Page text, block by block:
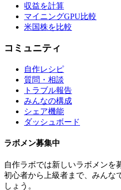
収益を計算
マイニングGPU比較
米国株を比較
コミュニティ
自作レシピ
質問・相談
トラブル報告
みんなの構成
シェア機能
ダッシュボード
ラボメン募集中
自作ラボでは新しいラボメンを
初心者から上級者まで、みんな
しょう。